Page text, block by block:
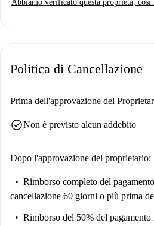
Abbiamo verificato questa proprietà,
Politica di Cancellazione
Prima dell'approvazione del
check_circleNon è previsto alcun addebito
Dopo l'approvazione del proprietario:
Rimborso completo del
cancellazione 60 giorni o più prima
Rimborso del 50% del pagamento